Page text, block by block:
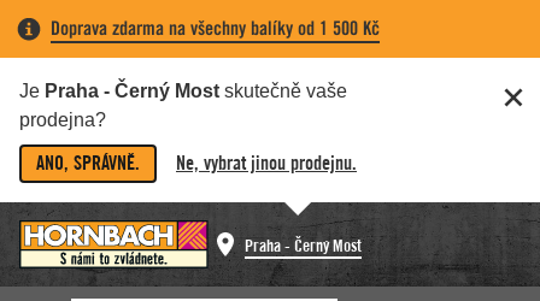
Doprava zdarma na všechny balíky od 1 500 Kč
Je Praha - Černý Most skutečně vaše
prodejna?
ANO, SPRÁVNĚ. Ne, vybrat jinou prodejnu.
Praha - Černý Most